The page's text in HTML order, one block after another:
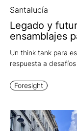
Santalucía
Legado y
ensamblajes
Un think tank para
respuesta a
Foresight